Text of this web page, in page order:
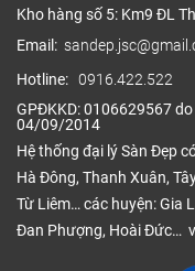
Kho hàng số 5: Km9 ĐL
Email:
Hotline: 0916.422.522
GPĐKKD: 0106629567
04/09/2014
Hệ thống đại lý Sàn Đẹp
Hà Đông, Thanh Xuân,
Từ Liêm… các huyện: Gia
Đan Phượng, Hoài Đức…